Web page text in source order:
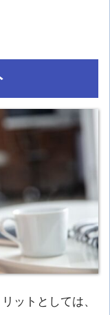
ットとしては、